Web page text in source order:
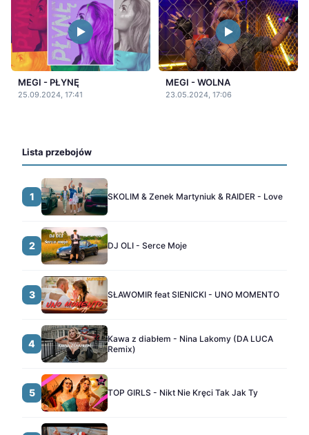
MEGI - PŁYNĘ
25.09.2024, 17:41
MEGI - WOLNA
23.05.2024, 17:06
Lista przebojów
1 SKOLIM & Zenek Martyniuk & RAIDER - Love
2 DJ OLI - Serce Moje
3 SŁAWOMIR feat SIENICKI - UNO MOMENTO
4
Kawa z diabłem - Nina Lakomy (DA LUCA
Remix)
5 TOP GIRLS - Nikt Nie Kręci Tak Jak Ty